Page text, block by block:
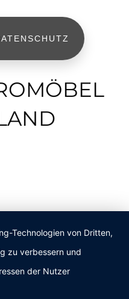
Technologien von Dritten,
zu verbessern und
der Nutzer